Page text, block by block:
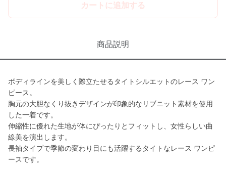
カートに追加する
商品説明
ボディラインを美しく際立たせるタイトシルエットのレース ワン
ピース。
胸元の大胆なくり抜きデザインが印象的なリブニット素材を使用
した一着です。
伸縮性に優れた生地が体にぴったりとフィットし、女性らしい曲
線美を演出します。
長袖タイプで季節の変わり目にも活躍するタイトなレース ワンピ
ースです。